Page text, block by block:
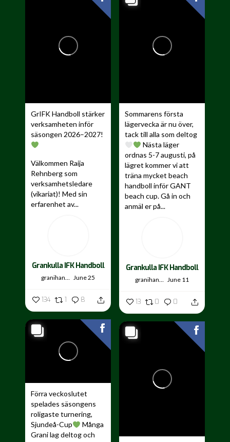
GrIFK Handboll stärker
verksamheten inför
säsongen 2026–2027!
Välkommen Raija
Rehnberg som
verksamhetsledare
(vikariat)! Med sin
erfarenhet av...
Grankulla IFK Handboll
granihandis June 25
134 1 8
Sommarens första
lägervecka är nu över,
tack till alla som deltog
Nästa läger
ordnas 5-7 augusti, på
lägret kommer vi att
träna mycket beach
handboll inför GANT
beach cup. Gå in och
anmäl er på...
Grankulla IFK Handboll
granihandis June 11
13 0 0
Förra veckoslutet
spelades säsongens
roligaste turnering,
Sjundeå-Cup
Många
Grani lag deltog och